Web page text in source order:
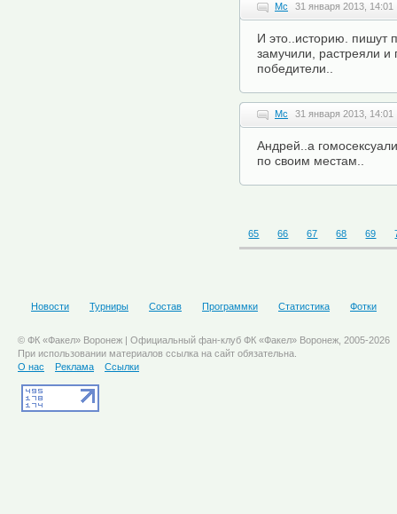
Mc 31 января 2013, 14:01
И это..историю. пишут
замучили, растреяли
победители..
Mc 31 января 2013, 14:01
Андрей..а
по своим местам..
65 66 67 68 69
Новости Турниры Состав Программки Статистика Фотки
© ФК «Факел» Воронеж | Официальный фан-клуб ФК «Факел» Воронеж, 2005-2026
При использовании материалов ссылка на сайт обязательна.
О нас
Реклама Ссылки